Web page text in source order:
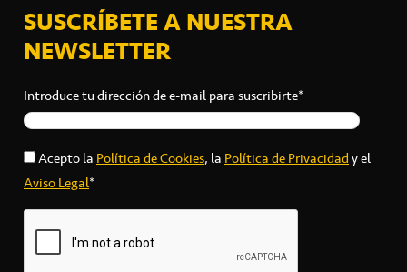
SUSCRÍBETE A NUESTRA
NEWSLETTER
Introduce tu dirección de e-mail para suscribirte*
Acepto laPolítica de Cookies, laPolítica de Privacidady el
Aviso Legal*